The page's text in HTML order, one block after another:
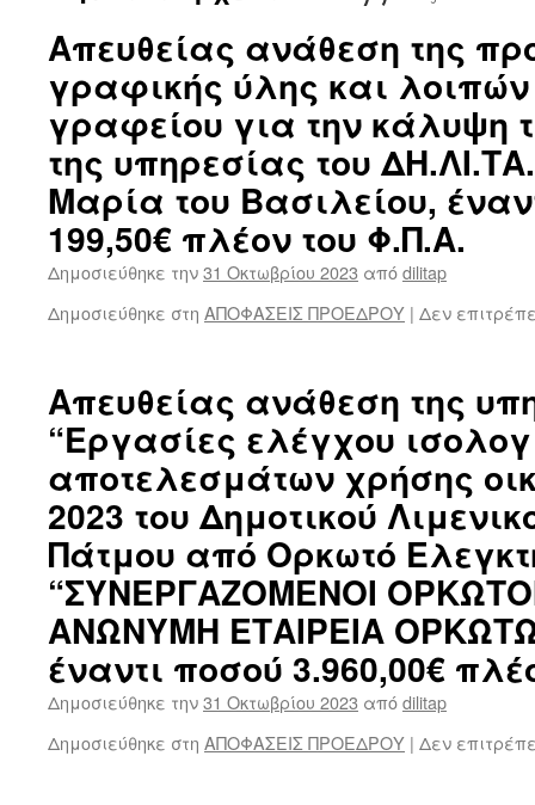
Απευθείας ανάθεση της
γραφικής ύλης και
γραφείου για την κάλυψη
της υπηρεσίας του
Μαρία του Βασιλείου,
199,50€ πλέον του Φ.Π.Α.
Δημοσιεύθηκε την31 Οκτωβρίου 2023 απόdilitap
Δημοσιεύθηκε στη ΑΠΟΦΑΣΕΙΣ ΠΡΟΕΔΡΟΥ | Δεν
Απευθείας ανάθεση της
“Εργασίες ελέγχου
αποτελεσμάτων χρήσης
2023 του Δημοτικού
Πάτμου από Ορκωτό
“ΣΥΝΕΡΓΑΖΟΜΕΝΟΙ
ΑΝΩΝΥΜΗ ΕΤΑΙΡΕΙΑ
έναντι ποσού 3.960,00€
Δημοσιεύθηκε την31 Οκτωβρίου 2023 απόdilitap
Δημοσιεύθηκε στη ΑΠΟΦΑΣΕΙΣ ΠΡΟΕΔΡΟΥ | Δεν